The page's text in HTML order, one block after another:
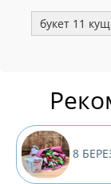
букет 11
8